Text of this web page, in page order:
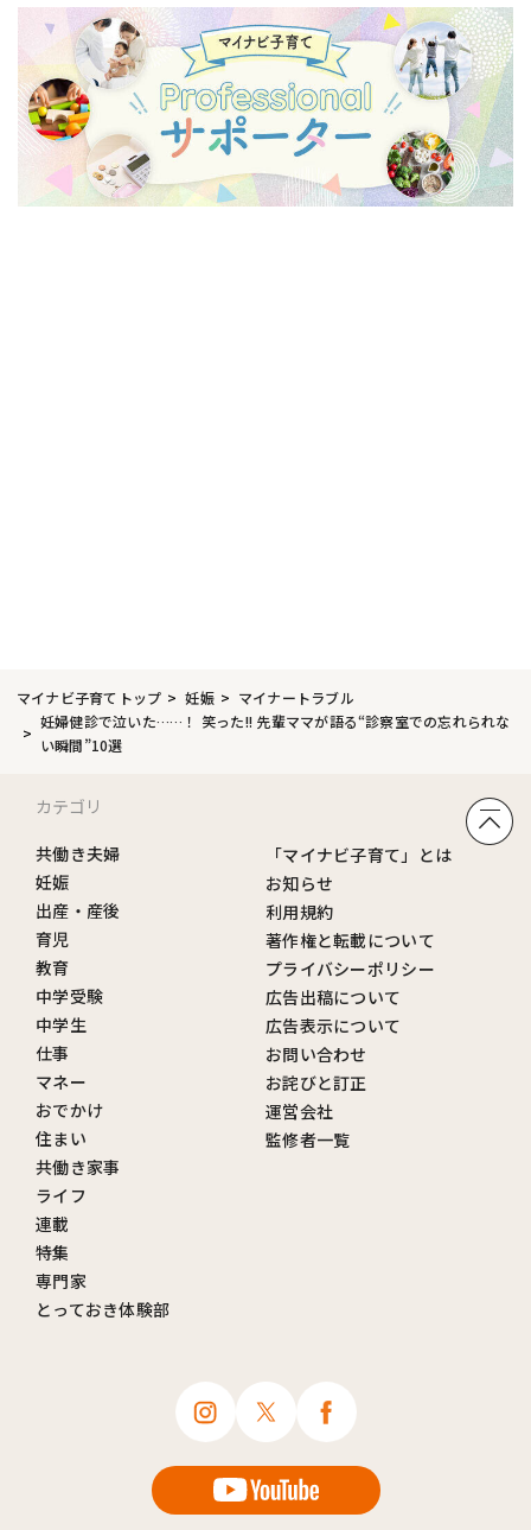
マイナビ子育てトップ 妊娠
マイナートラブル
妊婦健診で泣いた……！ 笑った!! 先輩ママが語る“診察室での忘れられな
い瞬間”10選
カテゴリ
共働き夫婦
妊娠
出産・産後
育児
教育
中学受験
中学生
仕事
マネー
おでかけ
住まい
共働き家事
ライフ
連載
特集
専門家
とっておき体験部
「マイナビ子育て」とは
お知らせ
利用規約
著作権と転載について
プライバシーポリシー
広告出稿について
広告表示について
お問い合わせ
お詫びと訂正
運営会社
監修者一覧